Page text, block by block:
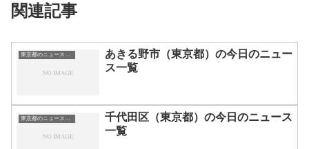
関連記事
東京都のニュース一覧
あきる野市（東京都）の今日のニュー
ス一覧
東京都のニュース一覧
千代田区（東京都）の今日のニュース
一覧